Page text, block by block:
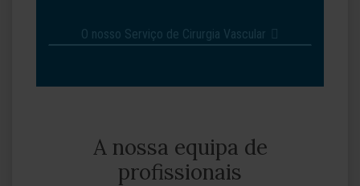
O nosso Serviço de Cirurgia Vascular
A nossa equipa de
profissionais